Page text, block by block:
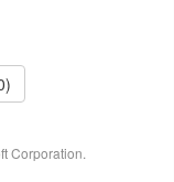
Corporation.